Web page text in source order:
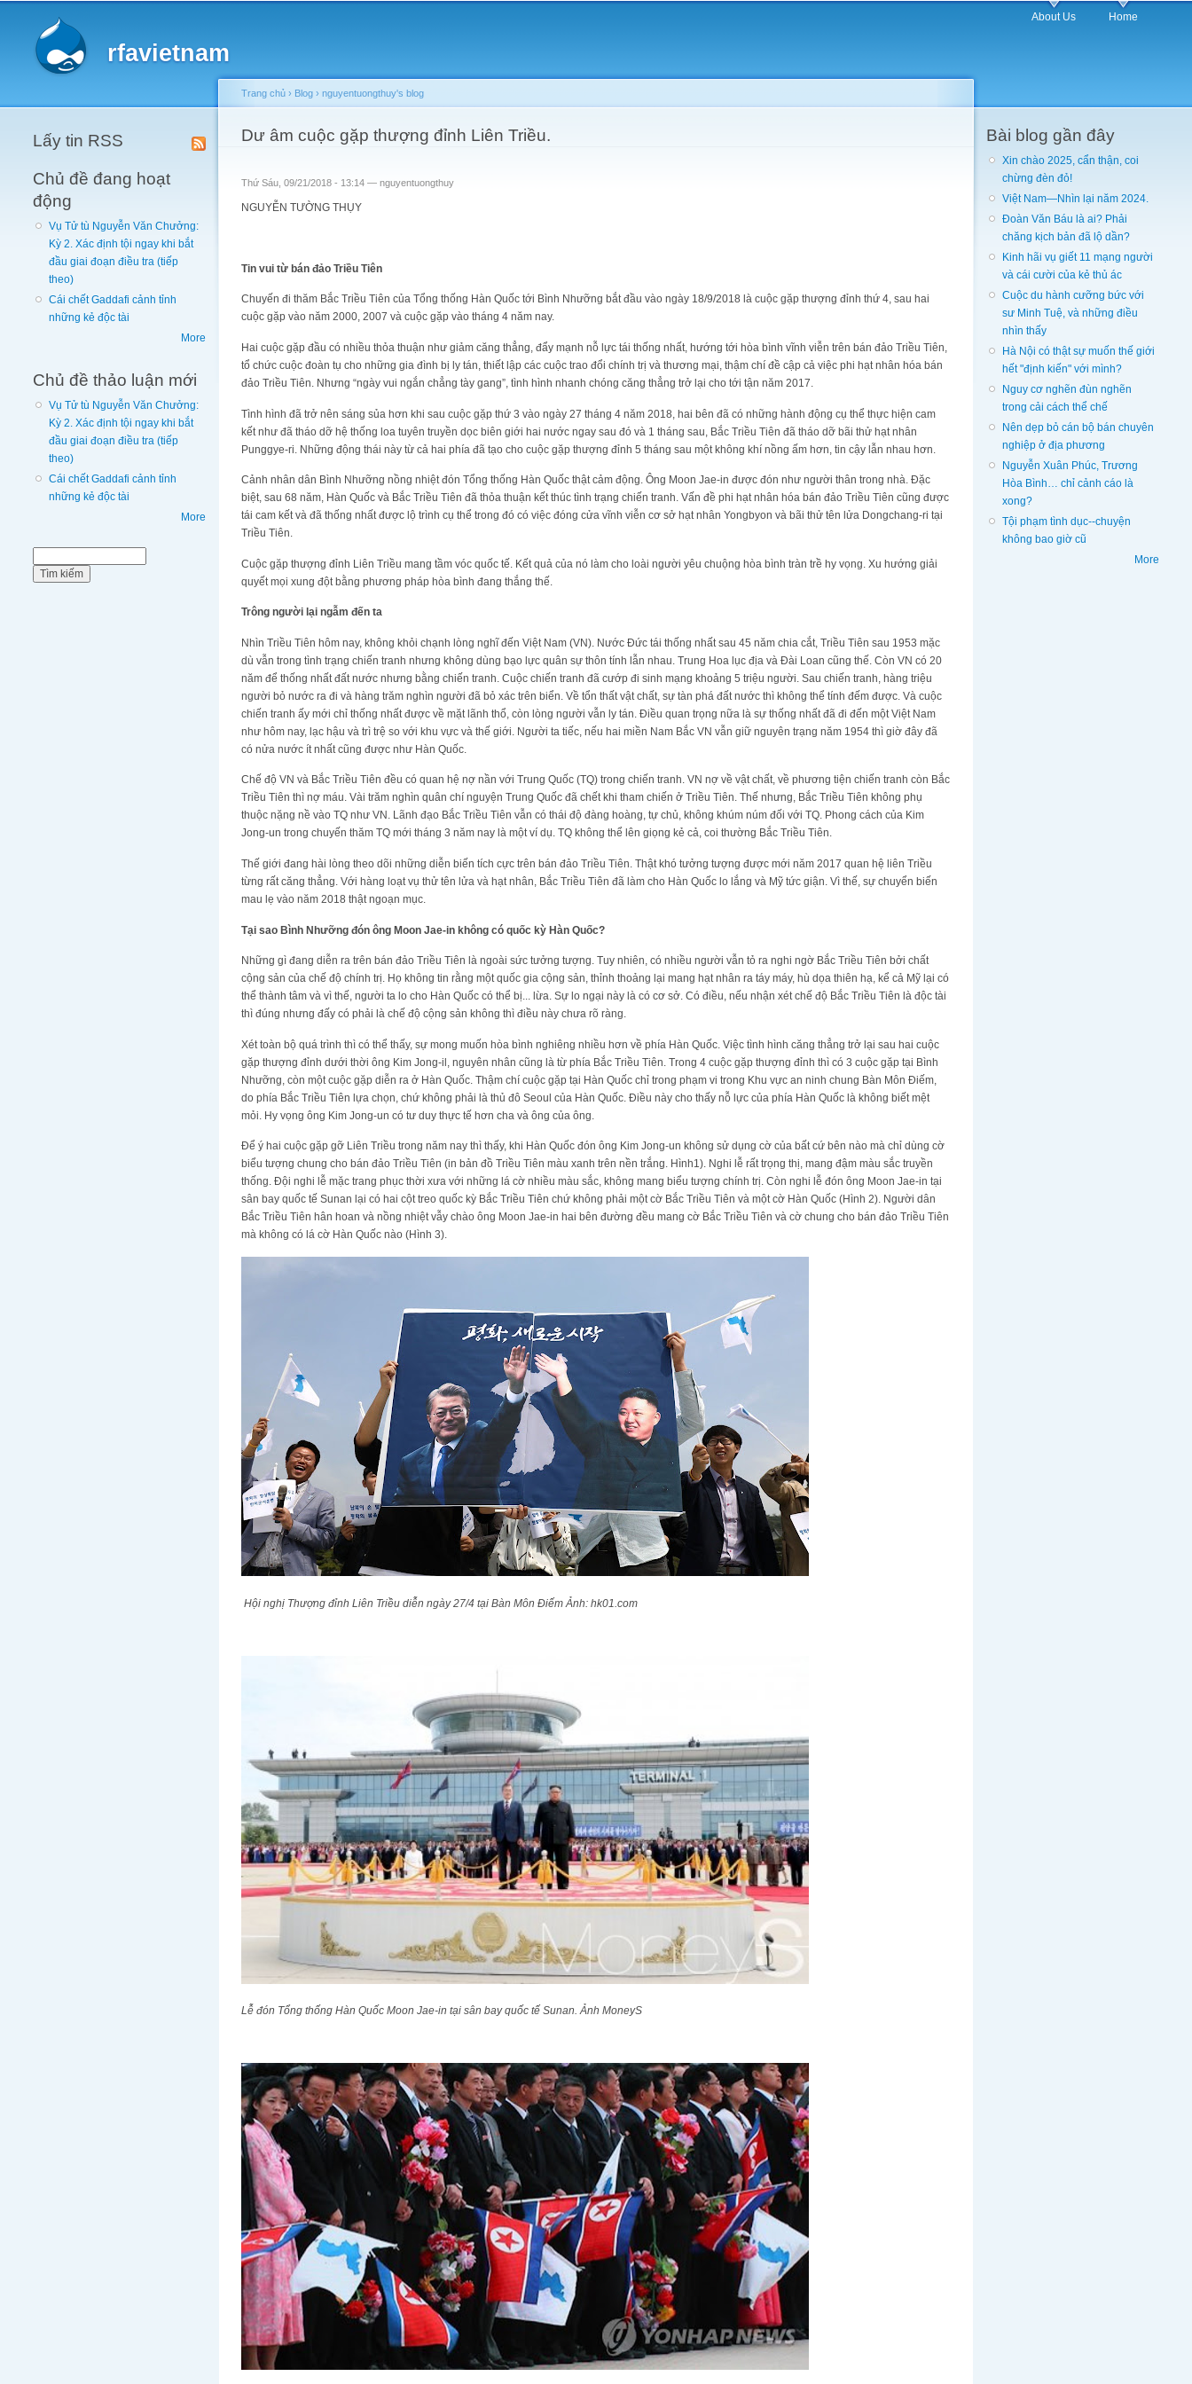
rfavietnam
About Us Home
Lấy tin RSS
Chủ đề đang hoạt
động
Vụ Tử tù Nguyễn Văn Chưởng:
Kỳ 2. Xác định tội ngay khi bắt
đầu giai đoạn điều tra (tiếp
theo)
Cái chết Gaddafi cảnh tỉnh
những kẻ độc tài
More
Chủ đề thảo luận mới
Vụ Tử tù Nguyễn Văn Chưởng:
Kỳ 2. Xác định tội ngay khi bắt
đầu giai đoạn điều tra (tiếp
theo)
Cái chết Gaddafi cảnh tỉnh
những kẻ độc tài
More
You are here
Trang chủ › Blog › nguyentuongthuy's blog
Dư âm cuộc gặp thượng đỉnh Liên Triều.
Thứ Sáu, 09/21/2018 - 13:14 — nguyentuongthuy
NGUYỄN TƯỜNG THỤY
Tin vui từ bán đảo Triều Tiên
Chuyến đi thăm Bắc Triều Tiên của Tổng thống Hàn Quốc tới Bình Nhưỡng bắt đầu vào ngày 18/9/2018 là cuộc gặp thượng đỉnh thứ 4, sau hai
cuộc gặp vào năm 2000, 2007 và cuộc gặp vào tháng 4 năm nay.
Hai cuộc gặp đầu có nhiều thỏa thuận như giảm căng thẳng, đẩy mạnh nỗ lực tái thống nhất, hướng tới hòa bình vĩnh viễn trên bán đảo Triều Tiên,
tổ chức cuộc đoàn tụ cho những gia đình bị ly tán, thiết lập các cuộc trao đổi chính trị và thương mại, thậm chí đề cập cả việc phi hạt nhân hóa bán
đảo Triều Tiên. Nhưng “ngày vui ngắn chẳng tày gang”, tình hình nhanh chóng căng thẳng trở lại cho tới tận năm 2017.
Tình hình đã trở nên sáng sủa hơn khi sau cuộc gặp thứ 3 vào ngày 27 tháng 4 năm 2018, hai bên đã có những hành động cụ thể thực hiện cam
kết như đã tháo dỡ hệ thống loa tuyên truyền dọc biên giới hai nước ngay sau đó và 1 tháng sau, Bắc Triều Tiên đã tháo dỡ bãi thử hạt nhân
Punggye-ri. Những động thái này từ cả hai phía đã tạo cho cuộc gặp thượng đỉnh 5 tháng sau một không khí nồng ấm hơn, tin cậy lẫn nhau hơn.
Cảnh nhân dân Bình Nhưỡng nồng nhiệt đón Tổng thống Hàn Quốc thật cảm động. Ông Moon Jae-in được đón như người thân trong nhà. Đặc
biệt, sau 68 năm, Hàn Quốc và Bắc Triều Tiên đã thỏa thuận kết thúc tình trạng chiến tranh. Vấn đề phi hạt nhân hóa bán đảo Triều Tiên cũng được
tái cam kết và đã thống nhất được lộ trình cụ thể trong đó có việc đóng cửa vĩnh viễn cơ sở hạt nhân Yongbyon và bãi thử tên lửa Dongchang-ri tại
Triều Tiên.
Cuộc gặp thượng đỉnh Liên Triều mang tầm vóc quốc tế. Kết quả của nó làm cho loài người yêu chuộng hòa bình tràn trề hy vọng. Xu hướng giải
quyết mọi xung đột bằng phương pháp hòa bình đang thắng thế.
Trông người lại ngẫm đến ta
Nhìn Triều Tiên hôm nay, không khỏi chạnh lòng nghĩ đến Việt Nam (VN). Nước Đức tái thống nhất sau 45 năm chia cắt, Triều Tiên sau 1953 mặc
dù vẫn trong tình trạng chiến tranh nhưng không dùng bạo lực quân sự thôn tính lẫn nhau. Trung Hoa lục địa và Đài Loan cũng thế. Còn VN có 20
năm để thống nhất đất nước nhưng bằng chiến tranh. Cuộc chiến tranh đã cướp đi sinh mạng khoảng 5 triệu người. Sau chiến tranh, hàng triệu
người bỏ nước ra đi và hàng trăm nghìn người đã bỏ xác trên biển. Về tổn thất vật chất, sự tàn phá đất nước thì không thể tính đếm được. Và cuộc
chiến tranh ấy mới chỉ thống nhất được về mặt lãnh thổ, còn lòng người vẫn ly tán. Điều quan trọng nữa là sự thống nhất đã đi đến một Việt Nam
như hôm nay, lạc hậu và trì trệ so với khu vực và thế giới. Người ta tiếc, nếu hai miền Nam Bắc VN vẫn giữ nguyên trạng năm 1954 thì giờ đây đã
có nửa nước ít nhất cũng được như Hàn Quốc.
Chế độ VN và Bắc Triều Tiên đều có quan hệ nợ nần với Trung Quốc (TQ) trong chiến tranh. VN nợ về vật chất, về phương tiện chiến tranh còn Bắc
Triều Tiên thì nợ máu. Vài trăm nghìn quân chí nguyện Trung Quốc đã chết khi tham chiến ở Triều Tiên. Thế nhưng, Bắc Triều Tiên không phụ
thuộc nặng nề vào TQ như VN. Lãnh đạo Bắc Triều Tiên vẫn có thái độ đàng hoàng, tự chủ, không khúm núm đối với TQ. Phong cách của Kim
Jong-un trong chuyến thăm TQ mới tháng 3 năm nay là một ví dụ. TQ không thể lên giọng kẻ cả, coi thường Bắc Triều Tiên.
Thế giới đang hài lòng theo dõi những diễn biến tích cực trên bán đảo Triều Tiên. Thật khó tưởng tượng được mới năm 2017 quan hệ liên Triều
từng rất căng thẳng. Với hàng loạt vụ thử tên lửa và hạt nhân, Bắc Triều Tiên đã làm cho Hàn Quốc lo lắng và Mỹ tức giận. Vì thế, sự chuyển biến
mau lẹ vào năm 2018 thật ngoạn mục.
Tại sao Bình Nhưỡng đón ông Moon Jae-in không có quốc kỳ Hàn Quốc?
Những gì đang diễn ra trên bán đảo Triều Tiên là ngoài sức tưởng tượng. Tuy nhiên, có nhiều người vẫn tỏ ra nghi ngờ Bắc Triều Tiên bởi chất
cộng sản của chế độ chính trị. Họ không tin rằng một quốc gia cộng sản, thỉnh thoảng lại mang hạt nhân ra táy máy, hù dọa thiên hạ, kể cả Mỹ lại có
thể thành tâm và vì thế, người ta lo cho Hàn Quốc có thể bị... lừa. Sự lo ngại này là có cơ sở. Có điều, nếu nhận xét chế độ Bắc Triều Tiên là độc tài
thì đúng nhưng đấy có phải là chế độ cộng sản không thì điều này chưa rõ ràng.
Xét toàn bộ quá trình thì có thể thấy, sự mong muốn hòa bình nghiêng nhiều hơn về phía Hàn Quốc. Việc tình hình căng thẳng trở lại sau hai cuộc
gặp thượng đỉnh dưới thời ông Kim Jong-il, nguyên nhân cũng là từ phía Bắc Triều Tiên. Trong 4 cuộc gặp thượng đỉnh thì có 3 cuộc gặp tại Bình
Nhưỡng, còn một cuộc gặp diễn ra ở Hàn Quốc. Thậm chí cuộc gặp tại Hàn Quốc chỉ trong phạm vi trong Khu vực an ninh chung Bàn Môn Điếm,
do phía Bắc Triều Tiên lựa chọn, chứ không phải là thủ đô Seoul của Hàn Quốc. Điều này cho thấy nỗ lực của phía Hàn Quốc là không biết mệt
mỏi. Hy vọng ông Kim Jong-un có tư duy thực tế hơn cha và ông của ông.
Để ý hai cuộc gặp gỡ Liên Triều trong năm nay thì thấy, khi Hàn Quốc đón ông Kim Jong-un không sử dụng cờ của bất cứ bên nào mà chỉ dùng cờ
biểu tượng chung cho bán đảo Triều Tiên (in bản đồ Triều Tiên màu xanh trên nền trắng. Hình1). Nghi lễ rất trọng thị, mang đậm màu sắc truyền
thống. Đội nghi lễ mặc trang phục thời xưa với những lá cờ nhiều màu sắc, không mang biểu tượng chính trị. Còn nghi lễ đón ông Moon Jae-in tại
sân bay quốc tế Sunan lại có hai cột treo quốc kỳ Bắc Triều Tiên chứ không phải một cờ Bắc Triều Tiên và một cờ Hàn Quốc (Hình 2). Người dân
Bắc Triều Tiên hân hoan và nồng nhiệt vẫy chào ông Moon Jae-in hai bên đường đều mang cờ Bắc Triều Tiên và cờ chung cho bán đảo Triều Tiên
mà không có lá cờ Hàn Quốc nào (Hình 3).
Hội nghị Thượng đỉnh Liên Triều diễn ngày 27/4 tại Bàn Môn Điếm Ảnh: hk01.com
Lễ đón Tổng thống Hàn Quốc Moon Jae-in tại sân bay quốc tế Sunan. Ảnh MoneyS
Bài blog gần đây
Xin chào 2025, cẩn thận, coi
chừng đèn đỏ!
Việt Nam—Nhìn lại năm 2024.
Đoàn Văn Báu là ai? Phải
chăng kịch bản đã lộ dần?
Kinh hãi vụ giết 11 mạng người
và cái cười của kẻ thủ ác
Cuộc du hành cưỡng bức với
sư Minh Tuệ, và những điều
nhìn thấy
Hà Nội có thật sự muốn thế giới
hết "định kiến" với mình?
Nguy cơ nghẽn đùn nghẽn
trong cải cách thể chế
Nên dẹp bỏ cán bộ bán chuyên
nghiệp ở địa phương
Nguyễn Xuân Phúc, Trương
Hòa Bình… chỉ cảnh cáo là
xong?
Tội phạm tình dục--chuyện
không bao giờ cũ
More